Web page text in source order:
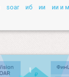
soar иб ии
ии и